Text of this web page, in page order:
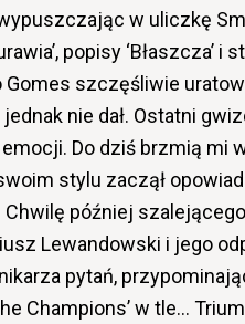
w uliczkę
popisy ‘Błaszcza’
szczęśliwie
nie dał. Ostatni
Do dziś brzmią mi
stylu zaczął
później
Lewandowski i jego
pytań,
Champions’ w tle…